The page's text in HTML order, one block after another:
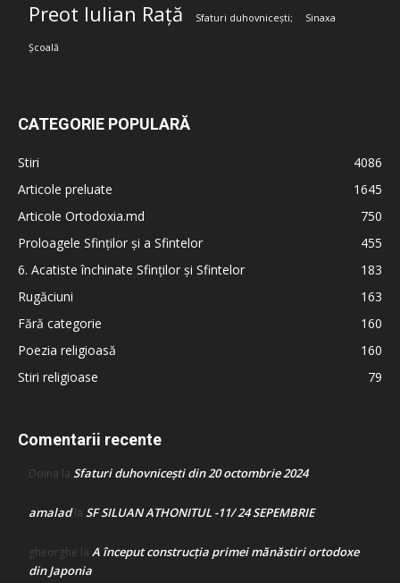
Preot Iulian Rață Sfaturi duhovnicești; Sinaxa
Școală
CATEGORIE POPULARĂ
Stiri
4086
Articole preluate
1645
Articole Ortodoxia.md
750
Proloagele Sfinților și a Sfintelor
455
6. Acatiste închinate Sfinților și Sfintelor
183
Rugăciuni
163
Fără categorie
160
Poezia religioasă
160
Stiri religioase
79
Comentarii recente
Doina la Sfaturi duhovnicești din 20 octombrie 2024
amaladla SF SILUAN ATHONITUL -11/ 24 SEPEMBRIE
gheorghe la A început construcţia primei mănăstiri ortodoxe
din Japonia